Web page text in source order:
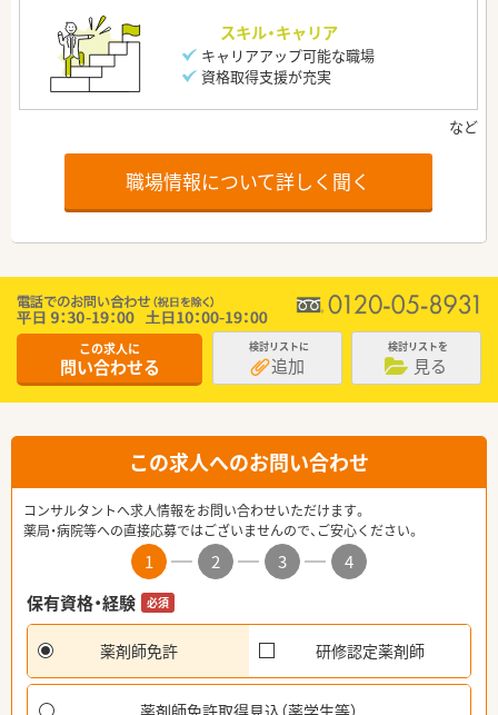
スキル・キャリア
キャリアアップ可能な職場
資格取得支援が充実
職場情報について詳しく聞く
この求人に
問い合わせる
検討リストに
追加
検討リストを
見る
この求人へのお問い合わせ
コンサルタントへ求人情報をお問い合わせいただけます。
薬局・病院等への直接応募ではございませんので、ご安心ください。
1 2 3
4
保有資格・経験
必須
薬剤師免許 研修認定薬剤師